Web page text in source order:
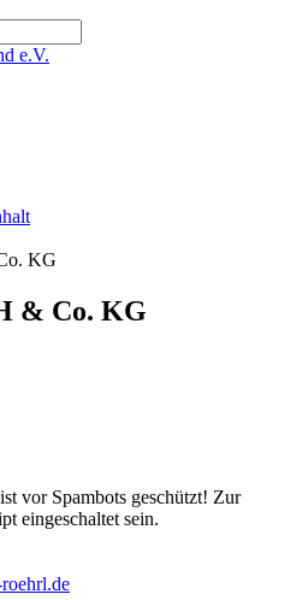
KG
& Co. KG
vor Spambots geschützt! Zur
eingeschaltet sein.